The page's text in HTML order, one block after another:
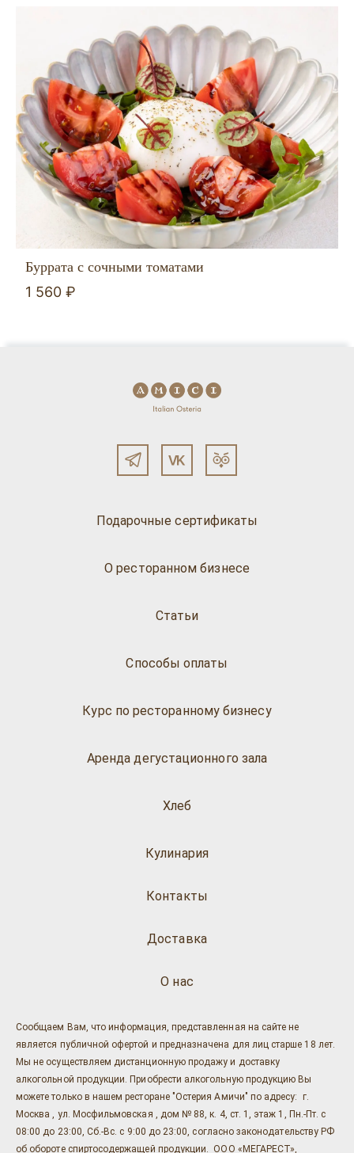
Буррата с сочными томатами
1 560 ₽
Подарочные сертификаты
О ресторанном бизнесе
Статьи
Способы оплаты
Курс по ресторанному бизнесу
Аренда дегустационного зала
Хлеб
Кулинария
О нас
Доставка
Контакты
Сообщаем Вам, что информация, представленная на сайте не
является публичной офертой и предназначена для лиц старше 18 лет.
Мы не осуществляем дистанционную продажу и доставку
алкогольной продукции. Приобрести алкогольную продукцию Вы
можете только в нашем ресторане "Остерия Амичи" по адресу: г.
Москва , ул. Мосфильмовская , дом № 88, к. 4, ст. 1, этаж 1, Пн.-Пт. с
08:00 до 23:00, Сб.-Вс. с 9:00 до 23:00, согласно законодательству РФ
об обороте спиртосодержащей продукции. ООО «МЕГАРЕСТ»,